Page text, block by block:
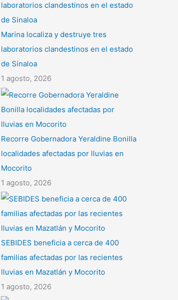
Marina localiza y destruye tres
laboratorios clandestinos en el estado
de Sinaloa
1 agosto, 2026
Recorre Gobernadora Yeraldine Bonilla
localidades afectadas por lluvias en
Mocorito
1 agosto, 2026
SEBIDES beneficia a cerca de 400
familias afectadas por las recientes
lluvias en Mazatlán y Mocorito
1 agosto, 2026